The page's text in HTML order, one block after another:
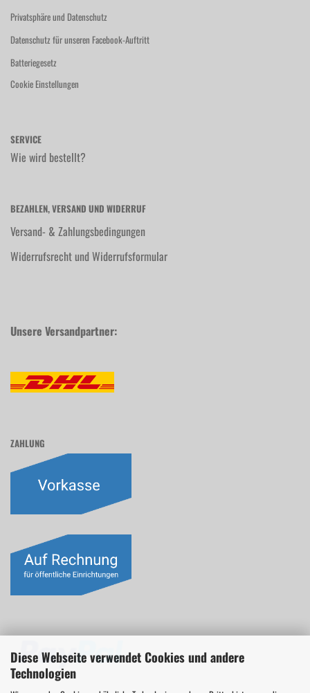
Diese Webseite verwendet Cookies und andere
Technologien
Privatsphäre und Datenschutz
Datenschutz für unseren Facebook-Auftritt
Batteriegesetz
Cookie Einstellungen
SERVICE
Wie wird bestellt?
BEZAHLEN, VERSAND UND WIDERRUF
Versand- & Zahlungsbedingungen
Widerrufsrecht und Widerrufsformular
Unsere Versandpartner:
ZAHLUNG